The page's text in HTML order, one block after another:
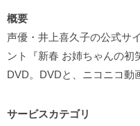
概要
声優・井上喜久子の公式サ
ント『新春 お姉ちゃんの初
DVD。DVDと、ニコニコ動
サービスカテゴリ